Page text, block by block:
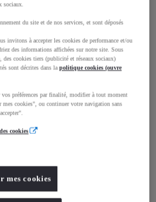
170 km/h
Roues motrices avant
Boîte automatique
sociaux.
du site et de nos services, et sont déposés
invitons à accepter les cookies de performance et/ou
des informations affichées sur notre site. Sous
des cookies tiers (publicité et réseaux sociaux)
sont décrites dans lapolitique cookies (ouvre
vos préférences par finalité, modifier à tout moment
mes cookies", ou continuer votre navigation sans
cookies
mes cookies